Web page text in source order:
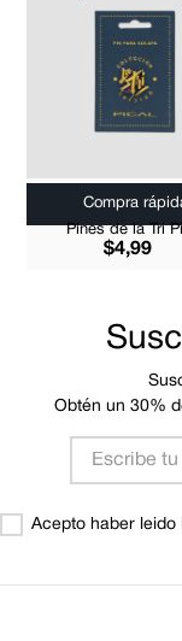
Compra
Pines de la Tri
$4,99
Obtén un 30%
Acepto haber leido